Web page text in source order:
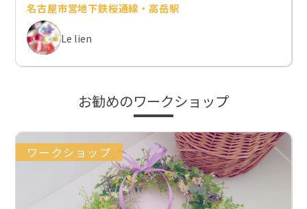
名古屋市営地下鉄桜通線・高岳駅
Le lien
お勧めのワークショップ
ワークショップ